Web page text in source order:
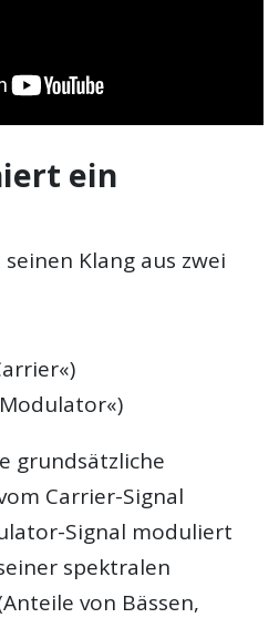
ein
Klang aus zwei
grundsätzliche
Carrier-Signal
Signal moduliert
spektralen
von Bässen,